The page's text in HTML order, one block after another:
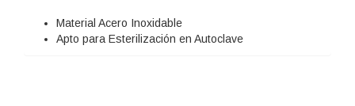
Material Acero Inoxidable
Apto para Esterilización en Autoclave